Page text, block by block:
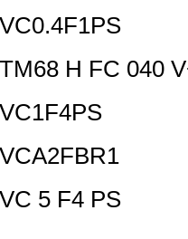
H FC 040
5 F4 PS